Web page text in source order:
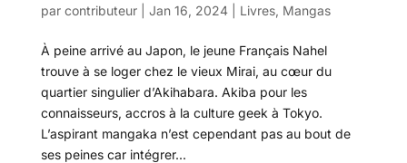
par contributeur| Jan 16, 2024| Livres, Mangas
À peine arrivé au Japon, le jeune Français Nahel
trouve à se loger chez le vieux Mirai, au cœur du
quartier singulier d’Akihabara. Akiba pour les
connaisseurs, accros à la culture geek à Tokyo.
L’aspirant mangaka n’est cependant pas au bout de
ses peines car intégrer...